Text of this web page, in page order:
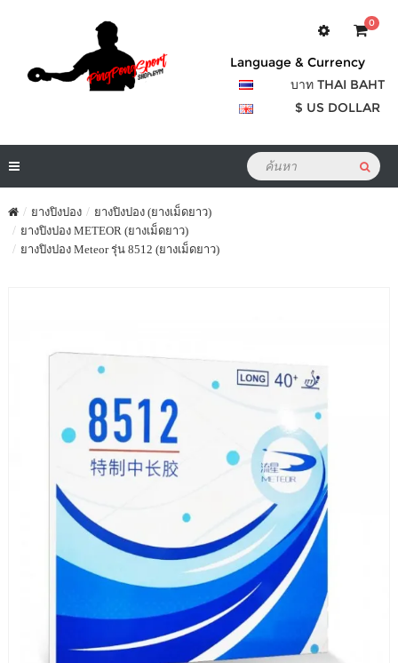
0
Language & Currency
บาท THAI BAHT
$ US DOLLAR
ยางปิงปอง
ยางปิงปอง (ยางเม็ดยาว)
ยางปิงปอง METEOR (ยางเม็ดยาว)
ยางปิงปอง Meteor รุ่น 8512 (ยางเม็ดยาว)